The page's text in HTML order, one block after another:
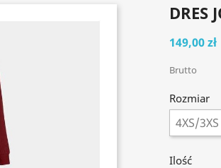
DRES
149,00 zł
Brutto
Rozmiar
Ilość